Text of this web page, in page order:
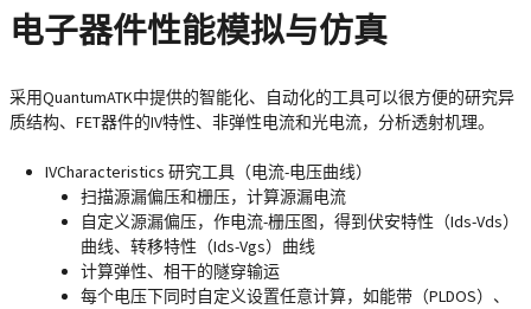
电子器件性能模拟与仿真
采用QuantumATK中提供的智能化、自动化的工具可以很方便的研究异
质结构、FET器件的IV特性、非弹性电流和光电流，分析透射机理。
IVCharacteristics 研究工具（电流-电压曲线）
扫描源漏偏压和栅压，计算源漏电流
自定义源漏偏压，作电流-栅压图，得到伏安特性（Ids-Vds）
曲线、转移特性（Ids-Vgs）曲线
计算弹性、相干的隧穿输运
每个电压下同时自定义设置任意计算，如能带（PLDOS）、